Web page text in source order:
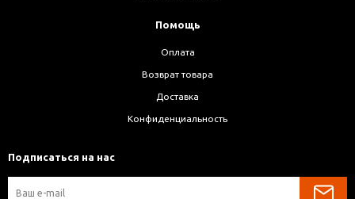
Помощь
Оплата
Возврат товара
Доставка
Конфиденциальность
Подписаться на нас